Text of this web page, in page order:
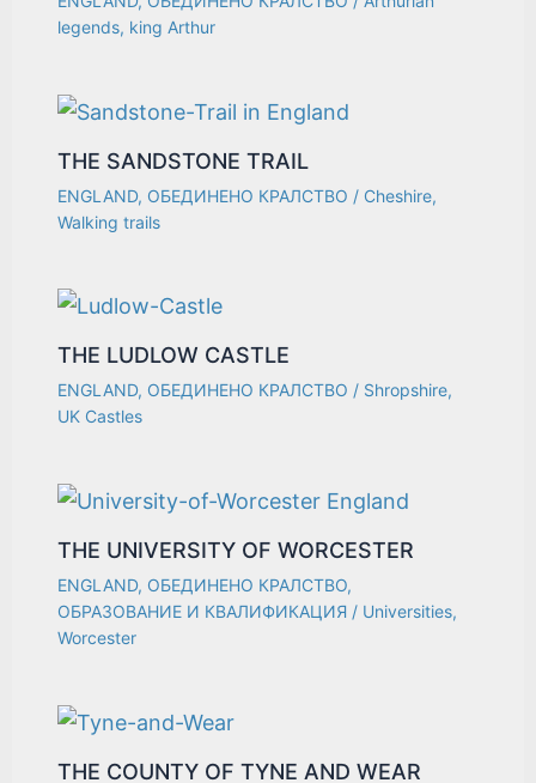
legends, king Arthur
THE SANDSTONE TRAIL
ENGLAND, ОБЕДИНЕНО КРАЛСТВО / Cheshire,
Walking trails
THE LUDLOW CASTLE
ENGLAND, ОБЕДИНЕНО КРАЛСТВО / Shropshire,
UK Castles
THE UNIVERSITY OF WORCESTER
ENGLAND, ОБЕДИНЕНО КРАЛСТВО,
ОБРАЗОВАНИЕ И КВАЛИФИКАЦИЯ / Universities,
Worcester
THE COUNTY OF TYNE AND WEAR